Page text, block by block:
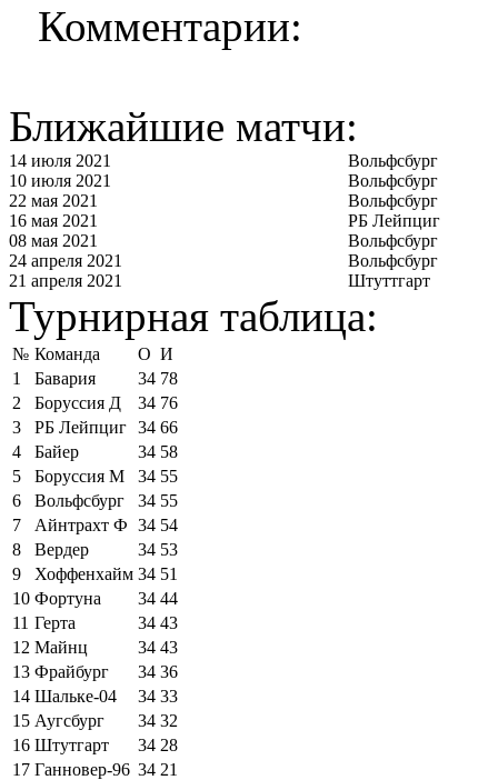
Комментарии:
Ближайшие матчи:
14 июля 2021
Вольфсбург
10 июля 2021
Вольфсбург
22 мая 2021
Вольфсбург
16 мая 2021
РБ Лейпциг
08 мая 2021
Вольфсбург
24 апреля 2021
Вольфсбург
21 апреля 2021
Штуттгарт
Турнирная таблица:
№ Команда О И
1
Бавария 34 78
2
Боруссия Д 34 76
3
РБ Лейпциг 34 66
4
Байер 34 58
5
Боруссия М 34 55
6
Вольфсбург 34 55
7
Айнтрахт Ф 34 54
8
Вердер 34 53
9
Хоффенхайм 34 51
10 Фортуна 34 44
11 Герта 34 43
12 Майнц 34 43
13 Фрайбург 34 36
14 Шальке-04 34 33
15 Аугсбург 34 32
16 Штутгарт 34 28
17 Ганновер-96 34 21